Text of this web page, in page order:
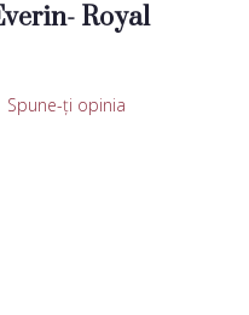
Royal
Spune-ţi opinia